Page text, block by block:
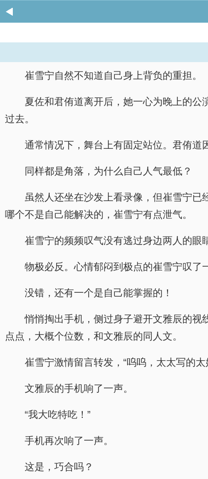
崔雪宁自然不知道自己身上背负的重担。
夏佐和君侑道离开后，她一心为晚上的
过去。
通常情况下，舞台上有固定站位。君侑道
同样都是角落，为什么自己人气最低？
虽然人还坐在沙发上看录像，但崔雪宁
哪个不是自己能解决的，崔雪宁有点泄气。
崔雪宁的频频叹气没有逃过身边两人的
物极必反。心情郁闷到极点的崔雪宁叹了
没错，还有一个是自己能掌握的！
悄悄掏出手机，侧过身子避开文雅辰的
点点，大概个位数，和文雅辰的同人文。
崔雪宁激情留言转发，“呜呜，太太写的太
文雅辰的手机响了一声。
“我大吃特吃！”
手机再次响了一声。
这是，巧合吗？